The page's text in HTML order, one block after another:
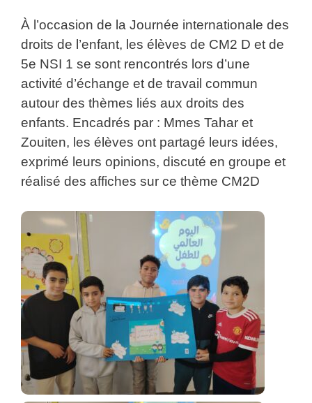
À l’occasion de la Journée internationale des
droits de l’enfant, les élèves de CM2 D et de
5e NSI 1 se sont rencontrés lors d’une
activité d’échange et de travail commun
autour des thèmes liés aux droits des
enfants. Encadrés par : Mmes Tahar et
Zouiten, les élèves ont partagé leurs idées,
exprimé leurs opinions, discuté en groupe et
réalisé des affiches sur ce thème CM2D